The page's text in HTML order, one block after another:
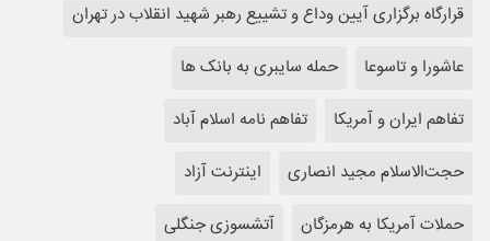
حملات آمریکا به هرمزگان
آتشسوزی جنگلی
قرارگاه برگزاری آیین وداع و تشییع رهبر شهید انقلاب در تهران
عاشورا و تاسوعا حمله سایبری به بانک ها
تفاهم ایران و آمریکا تفاهم نامه اسلام آباد
حجت‌الاسلام مجید انصاری اینترنت آزاد